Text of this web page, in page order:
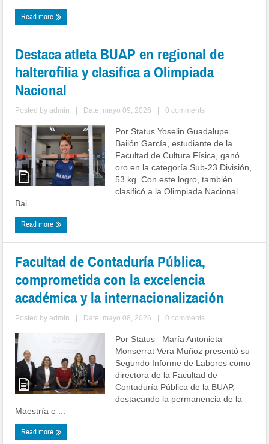
Read more
Destaca atleta BUAP en regional de
halterofilia y clasifica a Olimpiada
Nacional
Posted byadmin Date: mayo 09, 2026 0 comments
Por Status Yoselin Guadalupe
Bailón García, estudiante de la
Facultad de Cultura Física, ganó
oro en la categoría Sub-23 División,
53 kg. Con este logro, también
clasificó a la Olimpiada Nacional.
Bai ...
Read more
Facultad de Contaduría Pública,
comprometida con la excelencia
académica y la internacionalización
Posted byadmin Date: mayo 08, 2026 0 comments
Por Status María Antonieta
Monserrat Vera Muñoz presentó su
Segundo Informe de Labores como
directora de la Facultad de
Contaduría Pública de la BUAP,
destacando la permanencia de la
Maestría e ...
Read more